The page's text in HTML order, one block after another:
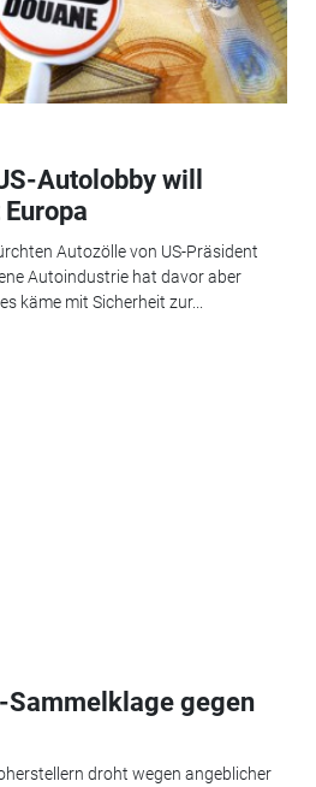
Autolobby will
Autozölle von US-Präsident
Autoindustrie hat davor aber
käme mit Sicherheit zur...
Sammelklage gegen
droht wegen angeblicher